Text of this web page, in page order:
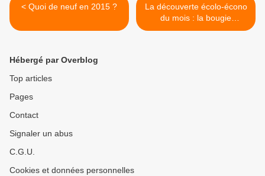
< Quoi de neuf en 2015 ?
La découverte écolo-écono
du mois : la bougie
réutilisable à l'infini >
Hébergé par Overblog
Top articles
Pages
Contact
Signaler un abus
C.G.U.
Cookies et données personnelles